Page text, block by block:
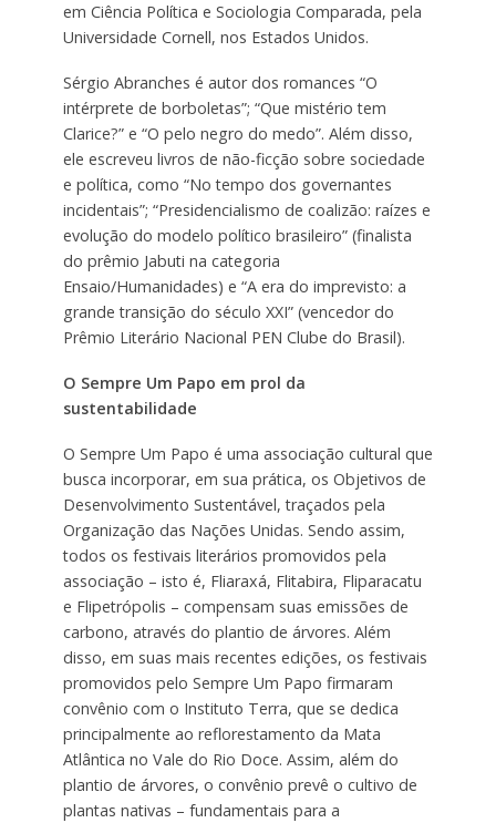
em Ciência Política e Sociologia Comparada, pela
Universidade Cornell, nos Estados Unidos.
Sérgio Abranches é autor dos romances “O
intérprete de borboletas”; “Que mistério tem
Clarice?” e “O pelo negro do medo”. Além disso,
ele escreveu livros de não-ficção sobre sociedade
e política, como “No tempo dos governantes
incidentais”; “Presidencialismo de coalizão: raízes e
evolução do modelo político brasileiro” (finalista
do prêmio Jabuti na categoria
Ensaio/Humanidades) e “A era do imprevisto: a
grande transição do século XXI” (vencedor do
Prêmio Literário Nacional PEN Clube do Brasil).
O Sempre Um Papo em prol da
sustentabilidade
O Sempre Um Papo é uma associação cultural que
busca incorporar, em sua prática, os Objetivos de
Desenvolvimento Sustentável, traçados pela
Organização das Nações Unidas. Sendo assim,
todos os festivais literários promovidos pela
associação – isto é, Fliaraxá, Flitabira, Fliparacatu
e Flipetrópolis – compensam suas emissões de
carbono, através do plantio de árvores. Além
disso, em suas mais recentes edições, os festivais
promovidos pelo Sempre Um Papo firmaram
convênio com o Instituto Terra, que se dedica
principalmente ao reflorestamento da Mata
Atlântica no Vale do Rio Doce. Assim, além do
plantio de árvores, o convênio prevê o cultivo de
plantas nativas – fundamentais para a